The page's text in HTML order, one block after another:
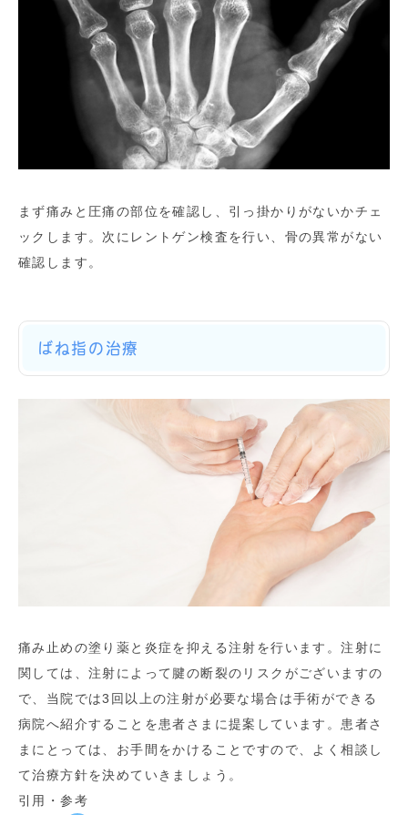
まず痛みと圧痛の部位を確認し、引っ掛かりがないかチェ
ックします。次にレントゲン検査を行い、骨の異常がない
確認します。
ばね指の治療
痛み止めの塗り薬と炎症を抑える注射を行います。注射に
関しては、注射によって腱の断裂のリスクがございますの
で、当院では3回以上の注射が必要な場合は手術ができる
病院へ紹介することを患者さまに提案しています。患者さ
まにとっては、お手間をかけることですので、よく相談し
て治療方針を決めていきましょう。
引用・参考